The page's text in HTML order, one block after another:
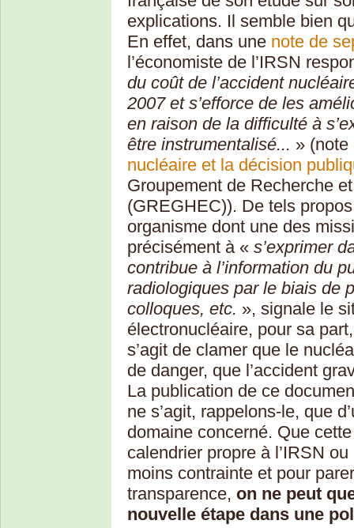
explications. Il semble bien
En effet, dans une note de
l’économiste de l’IRSN
du coût de l’accident
2007 et s’efforce de les
en raison de la difficulté à
être instrumentalisé... »
nucléaire et la décision
Groupement de Recherche
(GREGHEC)). De tels
organisme dont une des
précisément à « s’exprimer
contribue à l’information du
radiologiques par le biais de
colloques, etc. », signale le
électronucléaire, pour sa
s’agit de clamer que le
de danger, que l’accident
La publication de ce
ne s’agit, rappelons-le, que
domaine concerné. Que
calendrier propre à l’IRSN
moins contrainte et pour
transparence, on ne peut
nouvelle étape dans une